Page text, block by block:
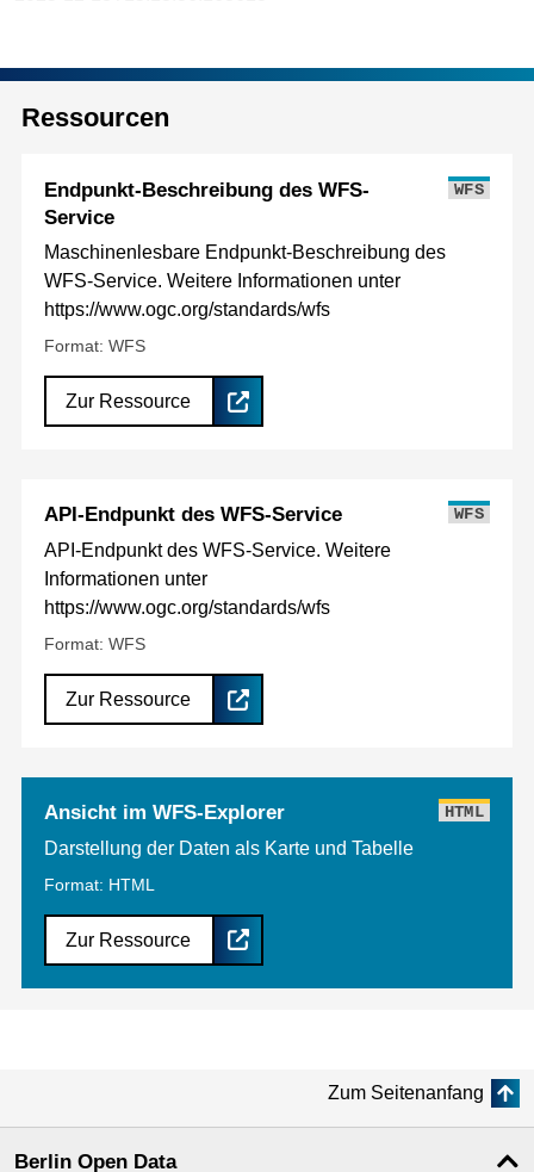
Ressourcen
Endpunkt-Beschreibung des WFS-
Service
WFS
Maschinenlesbare Endpunkt-Beschreibung des
WFS-Service. Weitere Informationen unter
https://www.ogc.org/standards/wfs
Format: WFS
Zur Ressource
API-Endpunkt des WFS-Service WFS
API-Endpunkt des WFS-Service. Weitere
Informationen unter
https://www.ogc.org/standards/wfs
Format: WFS
Zur Ressource
Ansicht im WFS-Explorer HTML
Darstellung der Daten als Karte und Tabelle
Format: HTML
Zur Ressource
Zum Seitenanfang
Berlin Open Data